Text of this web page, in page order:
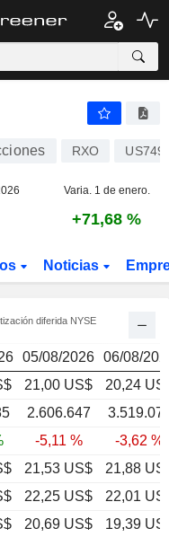
21,70
RXO
Varia. 1 de enero.
+71,68 %
Noticias
diferida NYSE
05/08/2026 06/08/
21,00 US$
20,24
2.606.647
-5,11 %
-3,62 %
21,53 US$
21,88
22,25 US$
22,01
20,69 US$ 19,39